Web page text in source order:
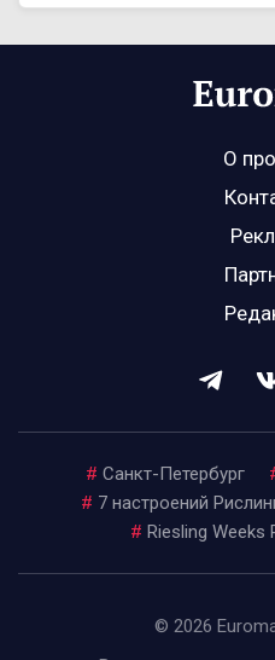
О
# Санкт-Петербург
# 7 настроений
# Riesling Weeks
© 2026